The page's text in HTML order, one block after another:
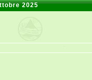
2025